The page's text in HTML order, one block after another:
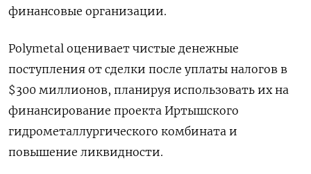
финансовые организации.
Polymetal оценивает чистые денежные
поступления от сделки после уплаты налогов в
$300 миллионов, планируя использовать их на
финансирование проекта Иртышского
гидрометаллургического комбината и
повышение ликвидности.